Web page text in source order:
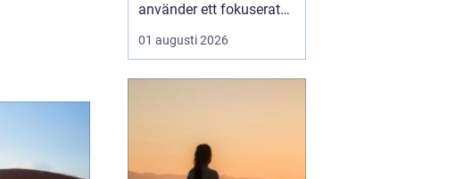
använder ett fokuserat
och avslappnat
sinnestillstånd för att
kan personen få tillgå...
01 augusti 2026